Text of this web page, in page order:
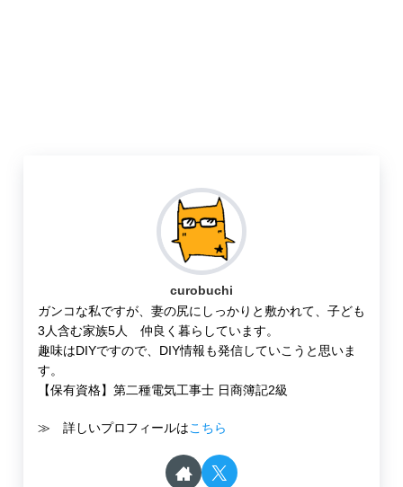
curobuchi
ガンコな私ですが、妻の尻にしっかりと敷かれて、子ども
3人含む家族5人 仲良く暮らしています。
趣味はDIYですので、DIY情報も発信していこうと思いま
す。
【保有資格】第二種電気工事士 日商簿記2級
≫ 詳しいプロフィールはこちら